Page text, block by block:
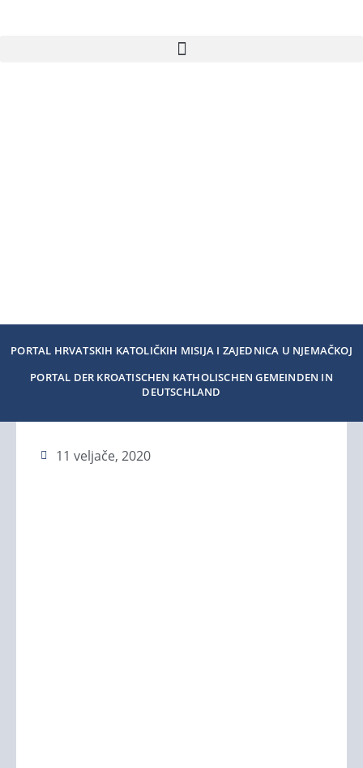
PORTAL HRVATSKIH KATOLIČKIH MISIJA I ZAJEDNICA U NJEMAČKOJ
PORTAL DER KROATISCHEN KATHOLISCHEN GEMEINDEN IN
DEUTSCHLAND
11 veljače, 2020